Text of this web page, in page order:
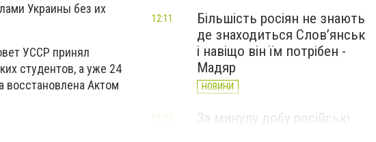
Украины без их
УССР принял
студентов, а уже 24
восстановлена Актом
Більшість росіян не знають
де знаходиться Слов’янськ
і навіщо він їм потрібен -
Мадяр
НОВИНИ
12:11
За минулу добу російські
11:09